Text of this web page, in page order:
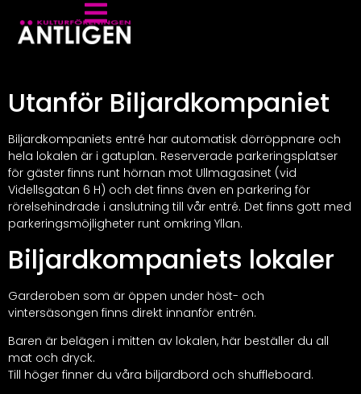
Utanför Biljardkompaniet
Biljardkompaniets entré har automatisk dörröppnare och
hela lokalen är i gatuplan. Reserverade parkeringsplatser
för gäster finns runt hörnan mot Ullmagasinet (vid
Videllsgatan 6 H) och det finns även en parkering för
rörelsehindrade i anslutning till vår entré. Det finns gott med
parkeringsmöjligheter runt omkring Yllan.
Biljardkompaniets lokaler
Garderoben som är öppen under höst- och
vintersäsongen finns direkt innanför entrén.
Baren är belägen i mitten av lokalen, här beställer du all
mat och dryck.
Till höger finner du våra biljardbord och shuffleboard.